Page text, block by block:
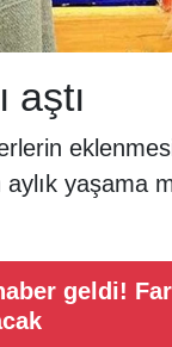
aştı
yaşama
geldi!